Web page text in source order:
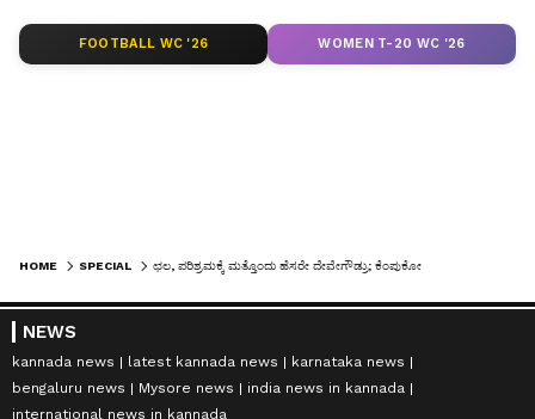
FOOTBALL WC '26 WOMEN T-20 WC '26
HOME SPECIAL
NEWS
kannada news latest kannada news
karnataka news
bengaluru news
Mysore news
india news in kannada
international news in kannada